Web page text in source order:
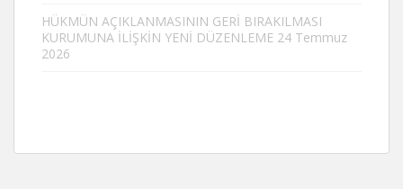
HÜKMÜN AÇIKLANMASININ GERİ BIRAKILMASI
KURUMUNA İLİŞKİN YENİ DÜZENLEME 24 Temmuz
2026